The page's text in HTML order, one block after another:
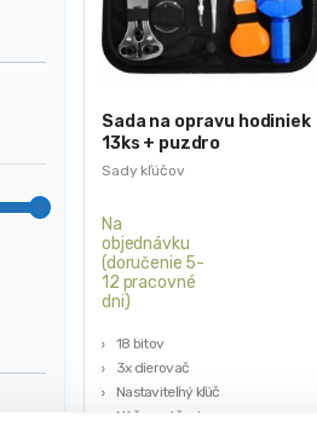
Sady kľúčov
Sada na opravu hodiniek
13ks + puzdro
Na
objednávku
(doručenie 5-
12 pracovné
dni)
18 bitov
3x dierovač
Nastaviteľný kľúč
Nôž na páčenie